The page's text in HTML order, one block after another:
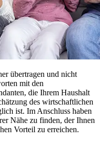
übertragen und nicht
mit den
die Ihrem Haushalt
des wirtschaftlichen
ist. Im Anschluss haben
Nähe zu finden, der Ihnen
Vorteil zu erreichen.